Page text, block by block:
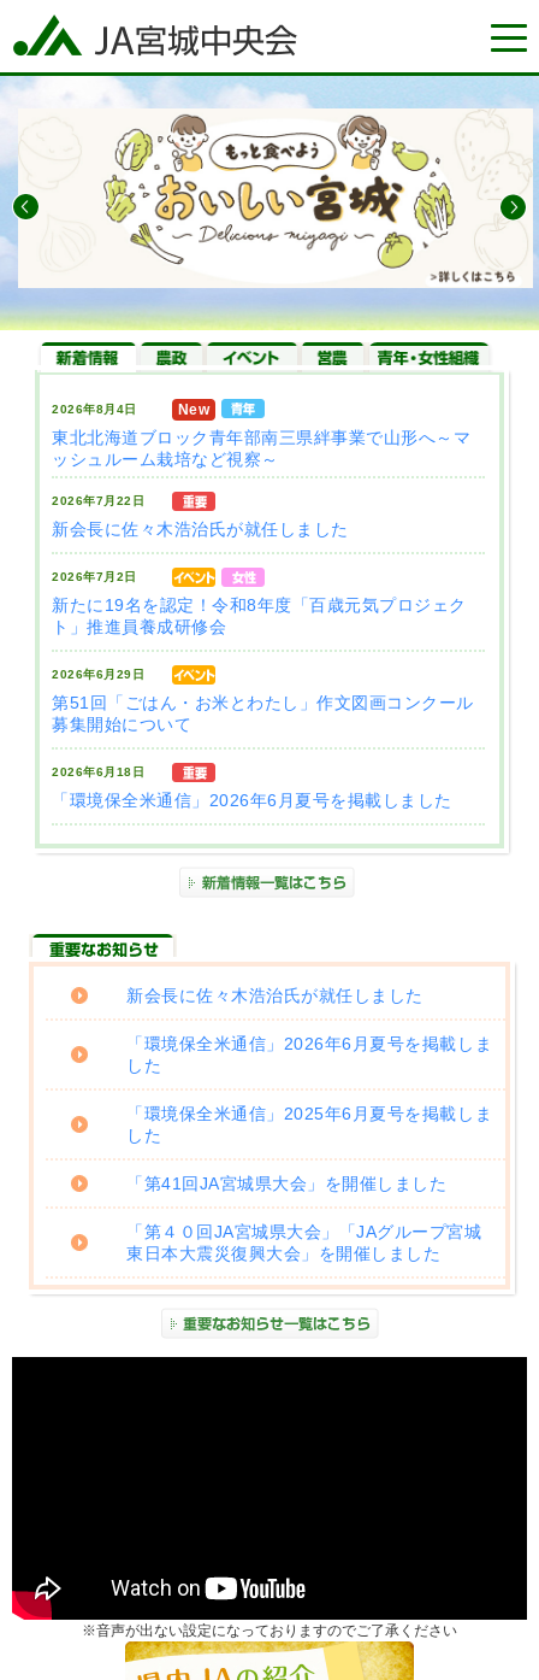
トップページ ＪＡグループ宮城
宮城の農業情報
ＪＡ直売所・介護施設マップ
サイトマップ
2026年8月4日 New
東北北海道ブロック青年部南三県絆事業で山形へ～マ
ッシュルーム栽培など視察～
2026年7月22日
新会長に佐々木浩治氏が就任しました
2026年7月2日
新たに19名を認定！令和8年度「百歳元気プロジェク
ト」推進員養成研修会
2026年6月29日
第51回「ごはん・お米とわたし」作文図画コンクール
募集開始について
2026年6月18日
「環境保全米通信」2026年6月夏号を掲載しました
新会長に佐々木浩治氏が就任しました
「環境保全米通信」2026年6月夏号を掲載しま
した
「環境保全米通信」2025年6月夏号を掲載しま
した
「第41回JA宮城県大会」を開催しました
「第４０回JA宮城県大会」「JAグループ宮城
東日本大震災復興大会」を開催しました
※音声が出ない設定になっておりますのでご了承ください